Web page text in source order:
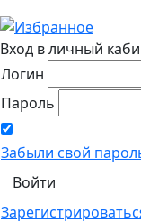
Вход в личный
Логин
Пароль
Забыли свой